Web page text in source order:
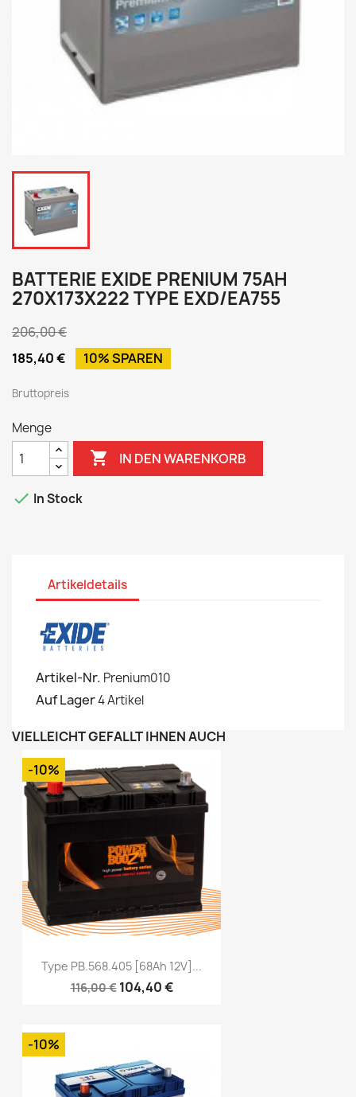
BATTERIE EXIDE PRENIUM 75AH
270X173X222 TYPE EXD/EA755
206,00 €
185,40 €
10% SPAREN
Bruttopreis
Menge
 IN DEN WARENKORB
 In Stock
Artikeldetails
Artikel-Nr. Prenium010
Auf Lager4 Artikel
VIELLEICHT GEFÄLLT IHNEN AUCH
Type PB.568.405 [68Ah 12V]...
116,00 € 104,40 €
-10%
-10%